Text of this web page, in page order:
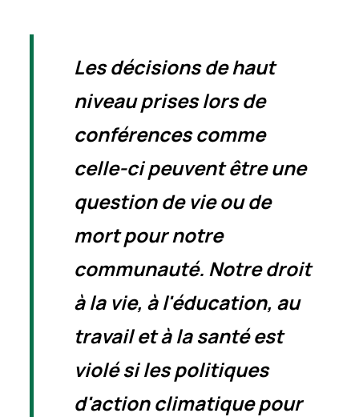
Les décisions de haut
niveau prises lors de
conférences comme
celle-ci peuvent être une
question de vie ou de
mort pour notre
communauté. Notre droit
à la vie, à l'éducation, au
travail et à la santé est
violé si les politiques
d'action climatique pour